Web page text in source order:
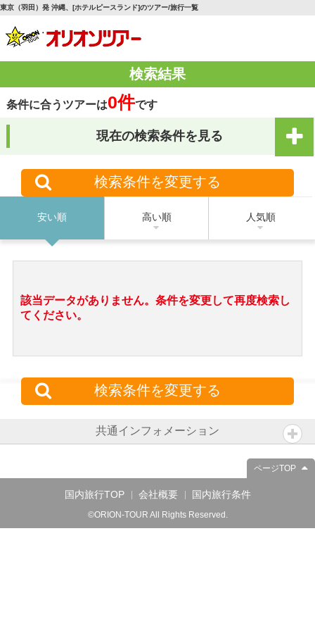
東京（羽田）発 沖縄、[ホテルピースランド]のツアー/旅行一覧
検索結果
条件に合うツアーは0件です
現在の検索条件を見る
検索条件を変更する
安い順 高い順 人気順
該当データがありません。条件を変更して再度検索し
てください。
検索条件を変更する
共通インフォメーション
ページTOP
国内旅行TOP 会社概要 国内旅行条件
©ORION-TOUR All Rights Reserved.